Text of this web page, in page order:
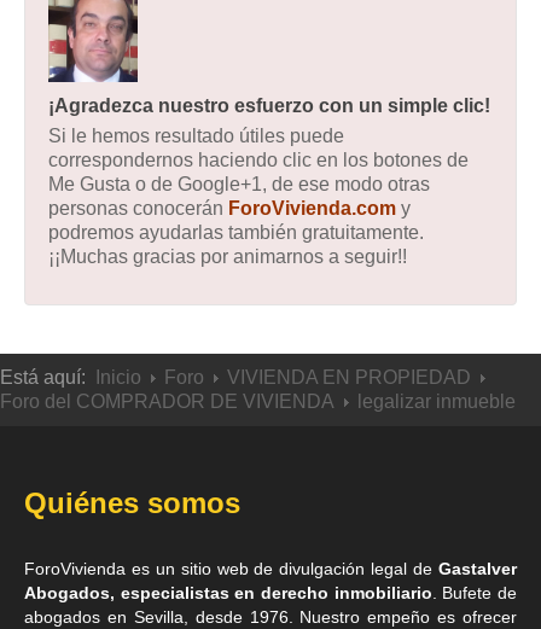
¡Agradezca nuestro esfuerzo con un simple clic!
Si le hemos resultado útiles puede
correspondernos haciendo clic en los botones de
Me Gusta o de Google+1, de ese modo otras
personas conocerán ForoVivienda.com y
podremos ayudarlas también gratuitamente.
¡¡Muchas gracias por animarnos a seguir!!
Está aquí: Inicio Foro
VIVIENDA EN PROPIEDAD
Foro del COMPRADOR DE VIVIENDA
legalizar inmueble
Quiénes somos
ForoVivienda es un sitio web de divulgación legal de Gastalver
Abogados, especialistas en derecho inmobiliario . Bufete de
abogados en Sevilla , desde 1976. Nuestro empeño es ofrecer